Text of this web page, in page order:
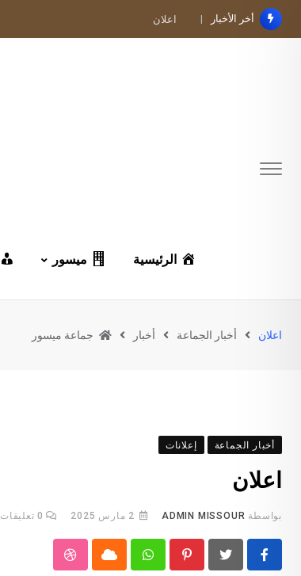
Skip
أخر الأخبار اعـــــلان
الرئيسية ميسور
اعلان أخبار الجماعة أخبار جماعة ميسور
أخبار الجماعة إعلانات
اعلان
بواسطة ADMIN MISSOUR 2 مارس 2025 0تعليقات
Pinterest
Whatsapp
Cloud
StumbleUpon